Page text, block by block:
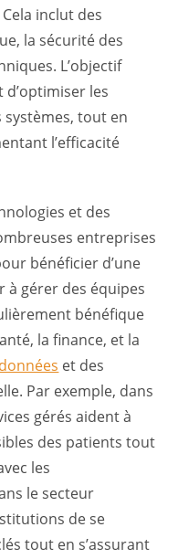
inclut des
la sécurité des
L’objectif
d’optimiser les
tout en
l’efficacité
et des
entreprises
bénéficier d’une
à gérer des équipes
bénéfique
la finance, et la
et des
Par exemple, dans
gérés aident à
des patients tout
les
le secteur
de se
tout en s’assurant